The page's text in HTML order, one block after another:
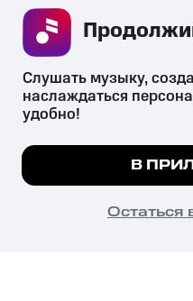
СКАЧАТЬ
психотропных веществ, их
их незаконный оборот
законодательством
© 2026 ООО «КИОН».
Все права защищены
Мы используем куки,
Подробнее
Слушать музыку,
наслаждаться
удобно!
В
Остаться